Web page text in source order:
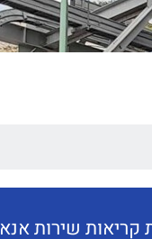
קריאות שירות אנא